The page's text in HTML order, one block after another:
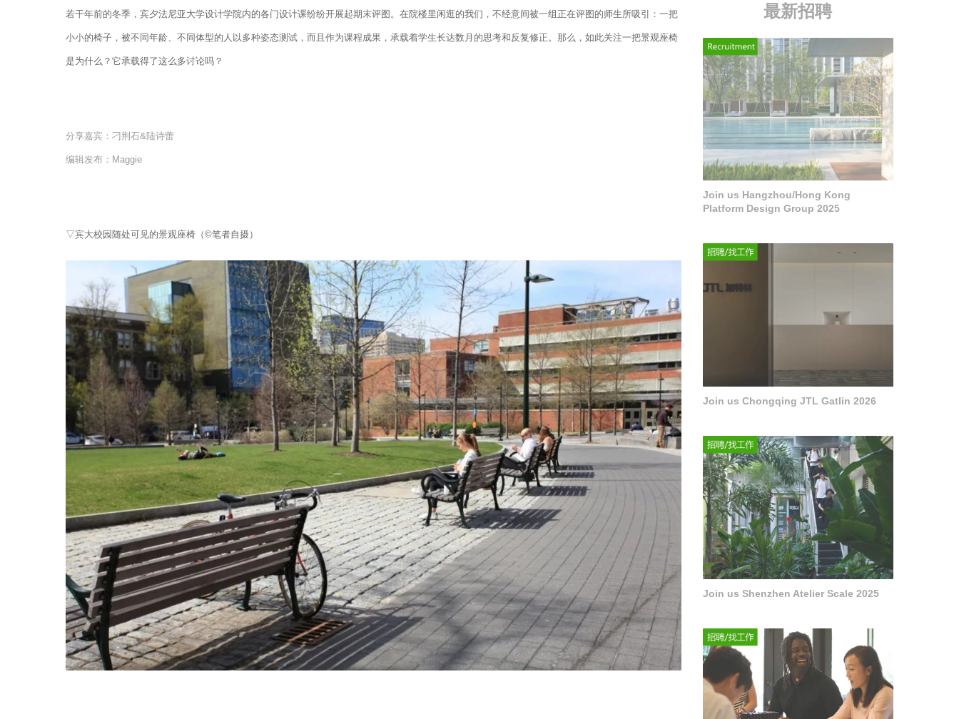
g
o
2
o
y
S
e
n
若干年前的冬季，宾夕法尼亚大学设计学院内的各门设计课纷纷开展起期末评图。在院楼里闲逛的我们，不经意间被一组正在评图的师生所吸引：一把
小小的椅子，被不同年龄、不同体型的人以多种姿态测试，而且作为课程成果，承载着学生长达数月的思考和反复修正。那么，如此关注一把景观座椅
是为什么？它承载得了这么多讨论吗？
分享嘉宾：刁荆石&陆诗蕾
编辑发布：Maggie
▽宾大校园随处可见的景观座椅（©笔者自摄）
最新招聘
Join us Hangzhou/Hong Kong
Platform Design Group 2025
Join us Chongqing JTL Gatlin 2026
Join us Shenzhen Atelier Scale 2025